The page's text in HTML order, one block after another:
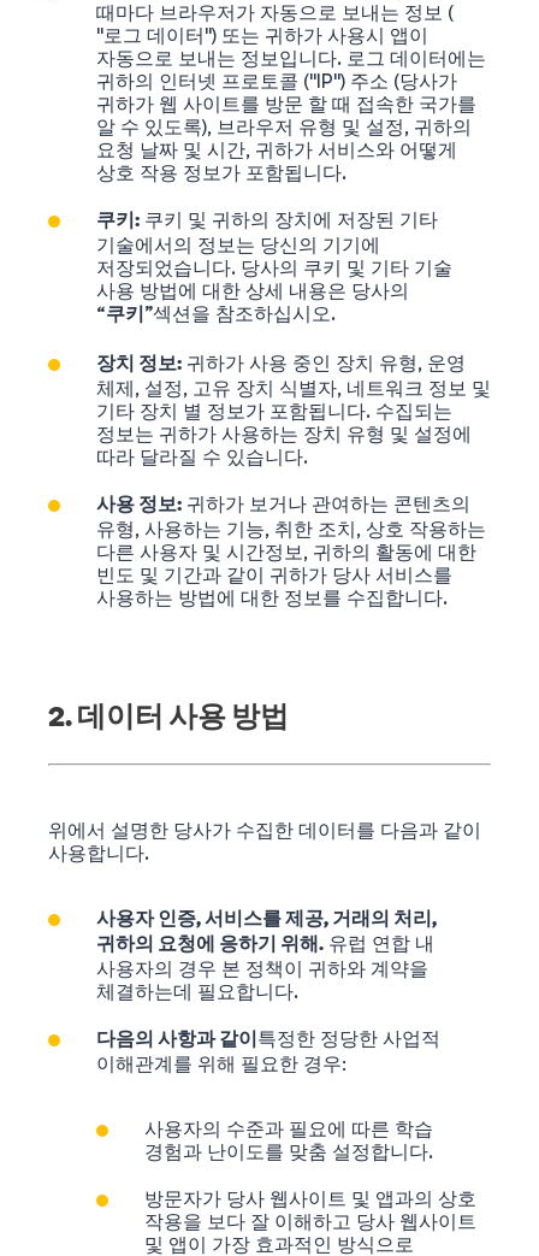
때마다 브라우저가 자동으로 보내는 정보 (
"로그 데이터") 또는 귀하가 사용시 앱이
자동으로 보내는 정보입니다. 로그 데이터에는
귀하의 인터넷 프로토콜 ("IP") 주소 (당사가
귀하가 웹 사이트를 방문 할 때 접속한 국가를
알 수 있도록), 브라우저 유형 및 설정, 귀하의
요청 날짜 및 시간, 귀하가 서비스와 어떻게
상호 작용 정보가 포함됩니다.
쿠키: 쿠키 및 귀하의 장치에 저장된 기타
기술에서의 정보는 당신의 기기에
저장되었습니다. 당사의 쿠키 및 기타 기술
사용 방법에 대한 상세 내용은 당사의
“쿠키 ”섹션을 참조하십시오.
장치 정보: 귀하가 사용 중인 장치 유형, 운영
체제, 설정, 고유 장치 식별자, 네트워크 정보 및
기타 장치 별 정보가 포함됩니다. 수집되는
정보는 귀하가 사용하는 장치 유형 및 설정에
따라 달라질 수 있습니다.
사용 정보: 귀하가 보거나 관여하는 콘텐츠의
유형, 사용하는 기능, 취한 조치, 상호 작용하는
다른 사용자 및 시간정보, 귀하의 활동에 대한
빈도 및 기간과 같이 귀하가 당사 서비스를
사용하는 방법에 대한 정보를 수집합니다.
2. 데이터 사용 방법
위에서 설명한 당사가 수집한 데이터를 다음과 같이
사용합니다.
사용자 인증, 서비스를 제공, 거래의 처리,
귀하의 요청에 응하기 위해. 유럽 연합 내
사용자의 경우 본 정책이 귀하와 계약을
체결하는데 필요합니다.
다음의 사항과 같이 특정한 정당한 사업적
이해관계를 위해 필요한 경우:
사용자의 수준과 필요에 따른 학습
경험과 난이도를 맞춤 설정합니다.
방문자가 당사 웹사이트 및 앱과의 상호
작용을 보다 잘 이해하고 당사 웹사이트
및 앱이 가장 효과적인 방식으로